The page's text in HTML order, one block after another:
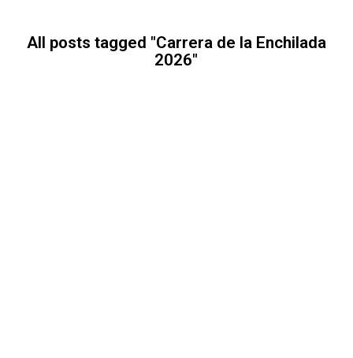
All posts tagged "Carrera de la Enchilada
2026"